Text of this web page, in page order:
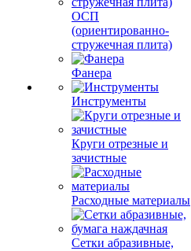
ОСП
(ориентированно-
стружечная плита)
Фанера
Инструменты
Круги отрезные и
зачистные
Расходные материалы
Сетки абразивные,